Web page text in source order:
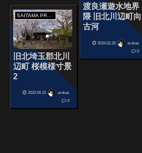
渡良瀬遊水地界
隈 旧北川辺町向
古河
2024.02.26
arukas
0
SAITAMA PREFECTURE
旧北埼玉郡北川
辺町 桜模様寸景
2
2022.06.15
arukas
0